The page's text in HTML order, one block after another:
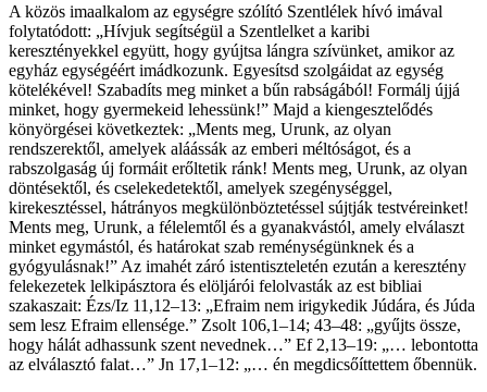
A közös imaalkalom az egységre szólító Szentlélek hívó imával
folytatódott: „Hívjuk segítségül a Szentlelket a karibi
keresztényekkel együtt, hogy gyújtsa lángra szívünket, amikor az
egyház egységéért imádkozunk. Egyesítsd szolgáidat az egység
kötelékével! Szabadíts meg minket a bűn rabságából! Formálj újjá
minket, hogy gyermekeid lehessünk!” Majd a kiengesztelődés
könyörgései következtek: „Ments meg, Urunk, az olyan
rendszerektől, amelyek aláássák az emberi méltóságot, és a
rabszolgaság új formáit erőltetik ránk! Ments meg, Urunk, az olyan
döntésektől, és cselekedetektől, amelyek szegénységgel,
kirekesztéssel, hátrányos megkülönböztetéssel sújtják testvéreinket!
Ments meg, Urunk, a félelemtől és a gyanakvástól, amely elválaszt
minket egymástól, és határokat szab reménységünknek és a
gyógyulásnak!” Az imahét záró istentiszteletén ezután a keresztény
felekezetek lelkipásztora és elöljárói felolvasták az est bibliai
szakaszait: Ézs/Iz 11,12–13: „Efraim nem irigykedik Júdára, és Júda
sem lesz Efraim ellensége.” Zsolt 106,1–14; 43–48: „gyűjts össze,
hogy hálát adhassunk szent nevednek…” Ef 2,13–19: „… lebontotta
az elválasztó falat…” Jn 17,1–12: „… én megdicsőíttettem őbennük.